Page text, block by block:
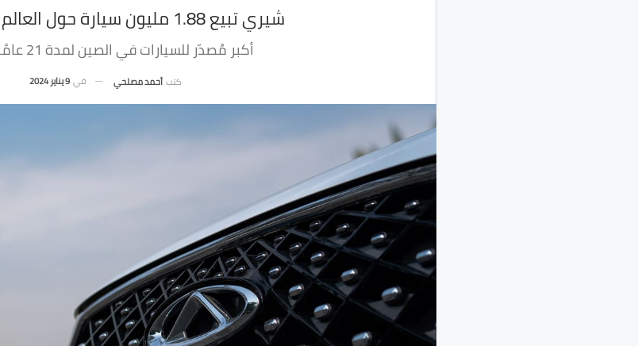
شيري تبيع 1.88 مليون سيارة حول العالم خلال 2023
أكبر مُصدّر للسيارات في الصين لمدة 21 عامًا مُتتاليًا
كتب أحمد مصلحي في 9 يناير 2024